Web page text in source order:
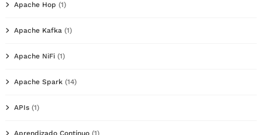
Apache Hop (1)
Apache Kafka (1)
Apache NiFi (1)
Apache Spark (14)
APIs (1)
Aprendizado Contínuo (1)